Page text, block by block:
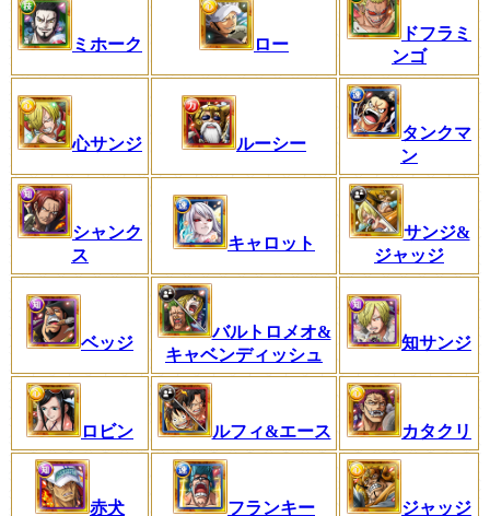
ミホーク ロー
ドフラミ
ンゴ
心サンジ ルーシー
タンクマ
ン
シャンク
ス
キャロット
サンジ&
ジャッジ
ベッジ
バルトロメオ&
キャベンディッシュ
知サンジ
ロビン ルフィ&エース カタクリ
赤犬 フランキー ジャッジ